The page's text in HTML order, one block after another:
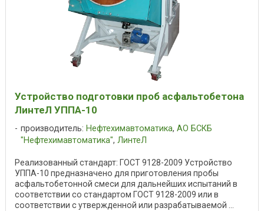
Устройство подготовки проб асфальтобетона
ЛинтеЛ УППА-10
производитель: Нефтехимавтоматика, АО БСКБ
"Нефтехимавтоматика", ЛинтеЛ
Реализованный стандарт: ГОСТ 9128-2009 Устройство
УППА-10 предназначено для приготовления пробы
асфальтобетонной смеси для дальнейших испытаний в
соответствии со стандартом ГОСТ 9128-2009 или в
соответствии с утвержденной или разрабатываемой ...